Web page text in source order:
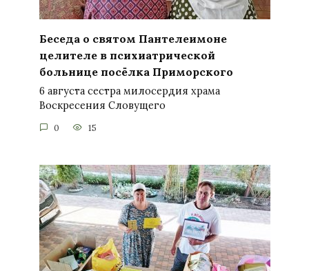
Беседа о святом Пантелеимоне
целителе в психиатрической
больнице посёлка Приморского
6 августа сестра милосердия храма
Воскресения Словущего
0 15